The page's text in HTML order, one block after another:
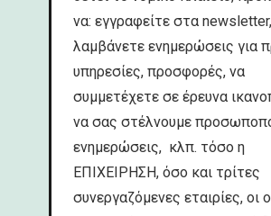
να: εγγραφείτε στα
λαμβάνετε ενημερώσεις για
υπηρεσίες, προσφορές, να
συμμετέχετε σε έρευνα
να σας στέλνουμε
ενημερώσεις, κλπ. τόσο η
ΕΠΙΧΕΙΡΗΣΗ, όσο και τρίτες
συνεργαζόμενες εταιρίες, οι